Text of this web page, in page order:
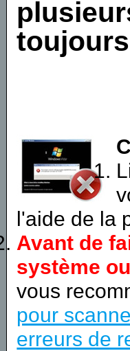
l'aide de la
Avant de
système
vous
pour
erreurs de